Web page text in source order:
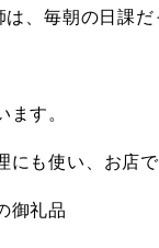
、毎朝の日課だ
ます。
も使い、お店
御礼品